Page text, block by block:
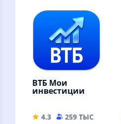
ВТБ Мои
инвестиции
4.3 259 ТЫС